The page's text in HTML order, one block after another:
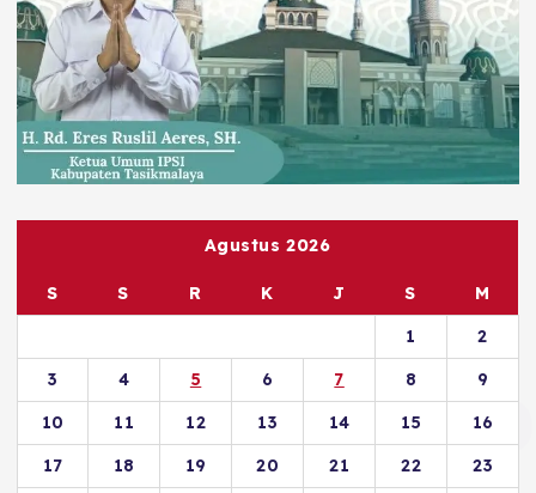
Agustus 2026
S S R K J S
M
1
2
3
4 5 6 7 8
9
10
11 12 13 14 15
16
17
18 19 20 21 22
23